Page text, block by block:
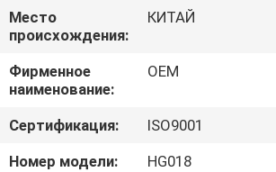
О
НАС
ПУТЕШЕСТВИЕ
ФАБРИКИ
Место
происхождения:
КИТАЙ
Фирменное
наименование:
OEM
Сертификация:
ISO9001
Номер модели:
HG018